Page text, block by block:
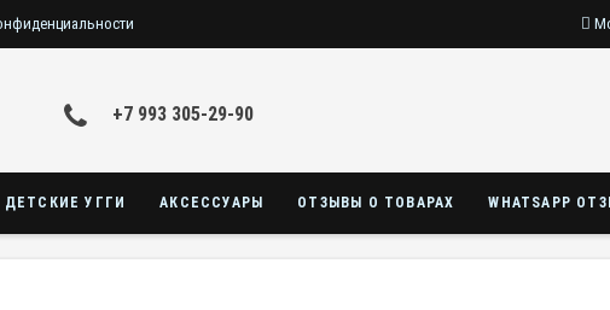
+7 993 305-29-90
ДЕТСКИЕ УГГИ АКСЕССУАРЫ ОТЗЫВЫ О ТОВАРАХ WHATSAPP